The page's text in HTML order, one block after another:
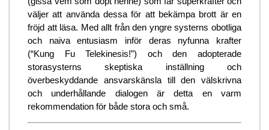
väljer att använda dessa för att bekämpa brott är en
fröjd att läsa. Med allt från den yngre systerns obotliga
och naiva entusiasm inför deras nyfunna krafter
(“Kung Fu Telekinesis!”) och den adopterade
storasysterns skeptiska inställning och
överbeskyddande ansvarskänsla till den välskrivna
och underhållande dialogen är detta en varm
rekommendation för både stora och små.